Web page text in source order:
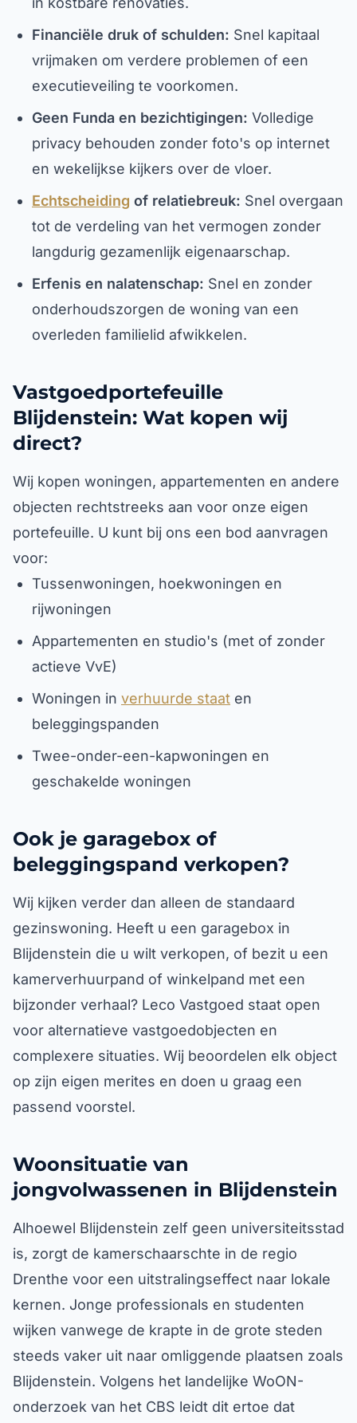
Financiële druk of schulden: Snel kapitaal
vrijmaken om verdere problemen of een
executieveiling te voorkomen.
Geen Funda en bezichtigingen: Volledige
privacy behouden zonder foto's op internet
en wekelijkse kijkers over de vloer.
Echtscheiding of relatiebreuk: Snel overgaan
tot de verdeling van het vermogen zonder
langdurig gezamenlijk eigenaarschap.
Erfenis en nalatenschap: Snel en zonder
onderhoudszorgen de woning van een
overleden familielid afwikkelen.
Vastgoedportefeuille
Blijdenstein: Wat kopen wij
direct?
Wij kopen woningen, appartementen en andere
objecten rechtstreeks aan voor onze eigen
portefeuille. U kunt bij ons een bod aanvragen
voor:
Tussenwoningen, hoekwoningen en
rijwoningen
Appartementen en studio's (met of zonder
actieve VvE)
Woningen in verhuurde staat en
beleggingspanden
Twee-onder-een-kapwoningen en
geschakelde woningen
Ook je garagebox of
beleggingspand verkopen?
Wij kijken verder dan alleen de standaard
gezinswoning. Heeft u een garagebox in
Blijdenstein die u wilt verkopen, of bezit u een
kamerverhuurpand of winkelpand met een
bijzonder verhaal? Leco Vastgoed staat open
voor alternatieve vastgoedobjecten en
complexere situaties. Wij beoordelen elk object
op zijn eigen merites en doen u graag een
passend voorstel.
Woonsituatie van
jongvolwassenen in Blijdenstein
Alhoewel Blijdenstein zelf geen universiteitsstad
is, zorgt de kamerschaarschte in de regio
Drenthe voor een uitstralingseffect naar lokale
kernen. Jonge professionals en studenten
wijken vanwege de krapte in de grote steden
steeds vaker uit naar omliggende plaatsen zoals
Blijdenstein. Volgens het landelijke WoON-
onderzoek van het CBS leidt dit ertoe dat